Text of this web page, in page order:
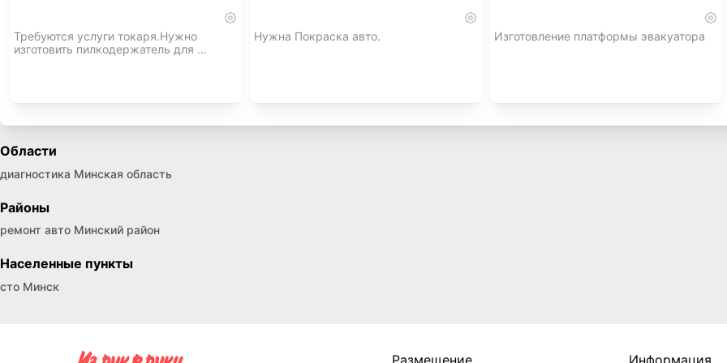
Требуются услуги токаря.Нужно
изготовить пилкодержатель для ...
Нужна Покраска авто. Изготовление платформы эвакуатора
Области
диагностика Минская область
Районы
ремонт авто Минский район
Населенные пункты
сто Минск